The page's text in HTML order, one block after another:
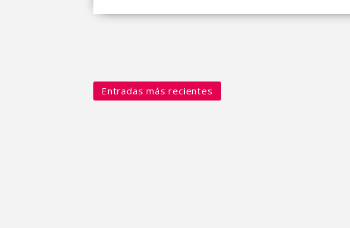
Entradas más recientes